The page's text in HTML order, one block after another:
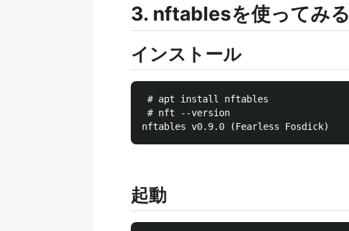
3. nftablesを使ってみる
インストール
# apt install nftables
# nft --version
起動